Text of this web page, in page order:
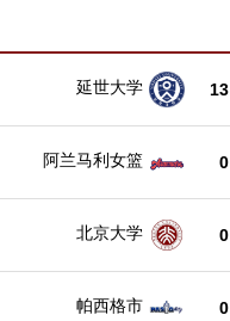
延世大学 13
阿兰马利女篮 0
北京大学 0
帕西格市 0